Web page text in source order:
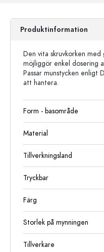
Produktinformation
Den vita skruvkorken med
möjliggör enkel dosering
Passar munstycken enligt
att hantera.
Form - basområde
Material
Tillverkningsland
Tryckbar
Färg
Storlek på mynningen
Tillverkare